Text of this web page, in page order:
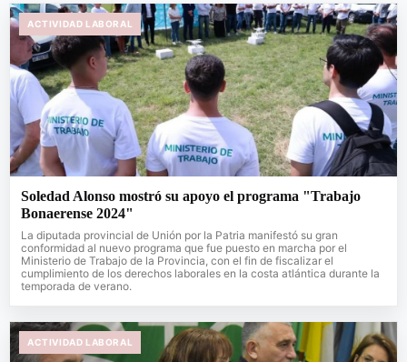
ACTIVIDAD LABORAL
Soledad Alonso mostró su apoyo el programa "Trabajo
Bonaerense 2024"
La diputada provincial de Unión por la Patria manifestó su gran
conformidad al nuevo programa que fue puesto en marcha por el
Ministerio de Trabajo de la Provincia, con el fin de fiscalizar el
cumplimiento de los derechos laborales en la costa atlántica durante la
temporada de verano.
ACTIVIDAD LABORAL